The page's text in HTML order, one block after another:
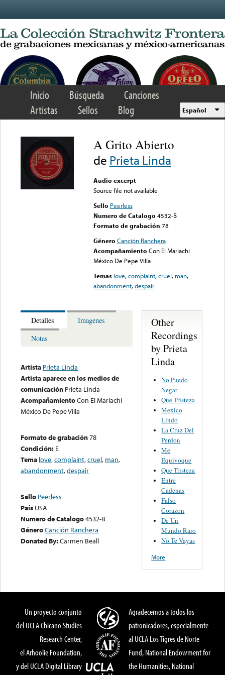
Inicio Búsqueda
Canciones
Artistas
Sellos Blog Español
A Grito Abierto
de Prieta Linda
Audio excerpt
Source file not available
Sello Peerless
Numero de Catalogo 4532-B
Formato de grabación 78
Género Canción Ranchera
Acompañamiento Con El Mariachi
México De Pepe Villa
Temas love,complaint,cruel, man,
abandonment,despair
Detalles
Imagenes
Notas
Artista Prieta Linda
Artista aparece en los medios de
comunicación Prieta Linda
AcompañamientoCon El Mariachi
México De Pepe Villa
Formato de grabación78
Condición: E
Tema love,complaint,cruel, man,
abandonment,despair
Sello Peerless
País USA
Numero de Catalogo4532-B
GéneroCanción Ranchera
Donated By:Carmen Beall
Other
Recordings
by Prieta
Linda
No Puedo
Negar
Que Tristeza
Mexico
Lindo
La Cruz Del
Perdon
Me
Equivoque
Que Tristeza
Entre
Cadenas
Falso
Corazon
De Un
Mundo Raro
No Te Vayas
More
Un proyecto conjunto
del UCLA Chicano Studies
Research Center,
el Arhoolie Foundation,
y del UCLA Digital Library
Agradecemos a todos los
patronicadores, especialmente
al UCLA Los Tigres de Norte
Fund, National Endowment for
the Humanities, National